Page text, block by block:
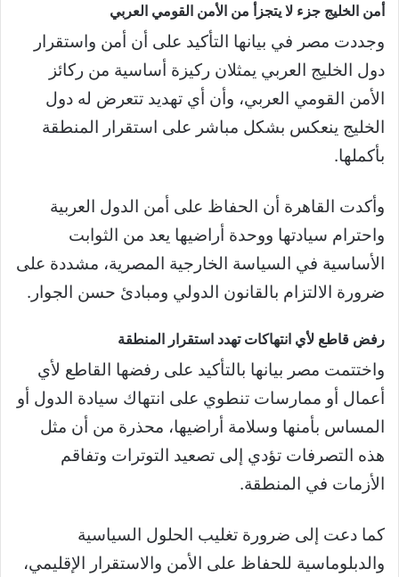
أمن الخليج جزء لا يتجزأ من الأمن القومي العربي
وجددت مصر في بيانها التأكيد على أن أمن واستقرار
دول الخليج العربي يمثلان ركيزة أساسية من ركائز
الأمن القومي العربي، وأن أي تهديد تتعرض له دول
الخليج ينعكس بشكل مباشر على استقرار المنطقة
بأكملها.
وأكدت القاهرة أن الحفاظ على أمن الدول العربية
واحترام سيادتها ووحدة أراضيها يعد من الثوابت
الأساسية في السياسة الخارجية المصرية، مشددة على
ضرورة الالتزام بالقانون الدولي ومبادئ حسن الجوار.
رفض قاطع لأي انتهاكات تهدد استقرار المنطقة
واختتمت مصر بيانها بالتأكيد على رفضها القاطع لأي
أعمال أو ممارسات تنطوي على انتهاك سيادة الدول أو
المساس بأمنها وسلامة أراضيها، محذرة من أن مثل
هذه التصرفات تؤدي إلى تصعيد التوترات وتفاقم
الأزمات في المنطقة.
كما دعت إلى ضرورة تغليب الحلول السياسية
والدبلوماسية للحفاظ على الأمن والاستقرار الإقليمي،